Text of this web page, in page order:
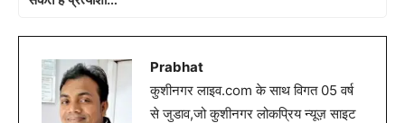
Prabhat
कुशीनगर लाइव.com के साथ विगत 05 वर्ष
से जुडाव,जो कुशीनगर लोकप्रिय न्यूज़ साइट